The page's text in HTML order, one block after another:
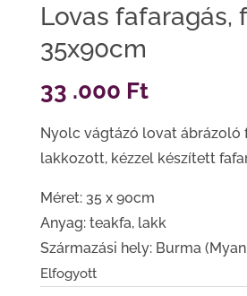
Lovas fafaragás,
35x90cm
33 .000 Ft
Nyolc vágtázó lovat ábrázoló
lakkozott, kézzel készített
Méret: 35 x 90cm
Anyag: teakfa, lakk
Származási hely: Burma
Elfogyott